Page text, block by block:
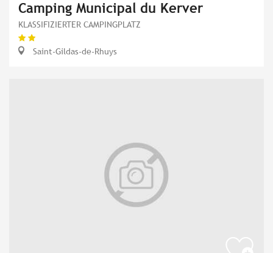
Camping Municipal du Kerver
KLASSIFIZIERTER CAMPINGPLATZ
Saint-Gildas-de-Rhuys